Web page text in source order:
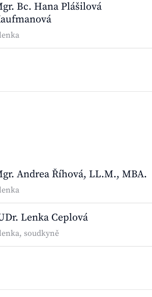
Bc. Hana Plášilová
Andrea Říhová, LL.M., MBA.
Lenka Ceplová
soudkyně